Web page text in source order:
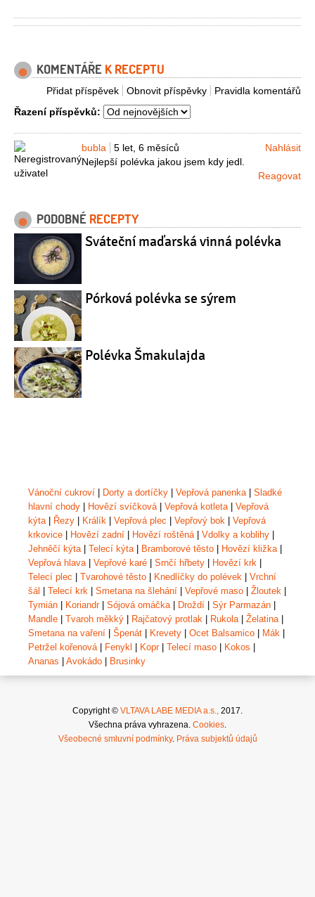
KOMENTÁŘE K RECEPTU
Pravidla komentářů
Obnovit příspěvky
Přidat příspěvek
Řazení příspěvků:
bubla 5 let, 6 měsíců
Nahlásit
Nejlepší polévka jakou jsem kdy jedl.
Reagovat
PODOBNÉ RECEPTY
Sváteční maďarská vinná polévka
Pórková polévka se sýrem
Polévka Šmakulajda
Vánoční cukroví Dorty a dortíčky Vepřová panenka| Sladké
hlavní chody
Hovězí svíčková| Vepřová kotleta| Vepřová
kýta| Řezy Králík Vepřová plec Vepřový bok
Vepřová
krkovice
Hovězí zadní Hovězí roštěná| Vdolky a koblihy
Jehněčí kýta| Telecí kýta| Bramborové těsto Hovězí kližka|
Vepřová hlava| Vepřové karé Srnčí hřbety Hovězí krk
Telecí plec
Tvarohové těsto Knedlíčky do polévek
Vrchní
šál
Telecí krk Smetana na šlehání Vepřové maso Žloutek
Tymián
Koriandr| Sójová omáčka| Droždí Sýr Parmazán
Mandle
Tvaroh měkký Rajčatový protlak Rukola| Želatina|
Smetana na vaření
Špenát Krevety Ocet Balsamico Mák
Petržel kořenová| Fenykl Kopr| Telecí maso Kokos
Ananas
Avokádo Brusinky
Copyright © VLTAVA LABE MEDIA a.s., 2017.
Všechna práva vyhrazena. Cookies.
Všeobecné smluvní podmínky. Práva subjektů údajů